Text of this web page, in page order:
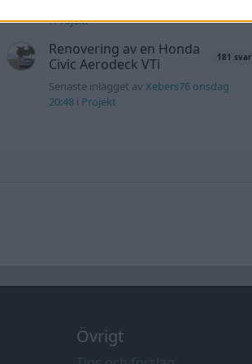
iProjekt
Renovering av en Honda
Civic Aerodeck VTi
181 svar
Senaste inlägget av Xebers76 onsdag
20:48i Projekt
Övrigt